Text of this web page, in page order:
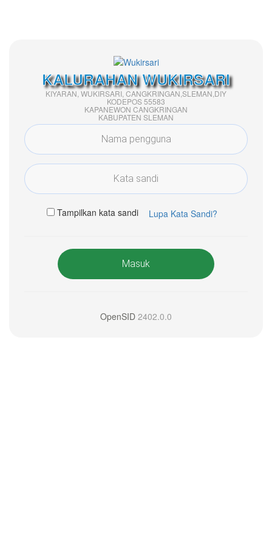
KALURAHAN WUKIRSARI
KIYARAN, WUKIRSARI, CANGKRINGAN,SLEMAN,DIY
KODEPOS 55583
KAPANEWON CANGKRINGAN
KABUPATEN SLEMAN
Tampilkan kata sandi Lupa Kata Sandi?
Masuk
OpenSID 2402.0.0